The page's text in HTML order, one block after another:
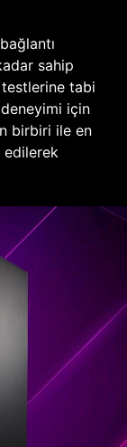
sahip
tabi
için
birbiri ile en
edilerek